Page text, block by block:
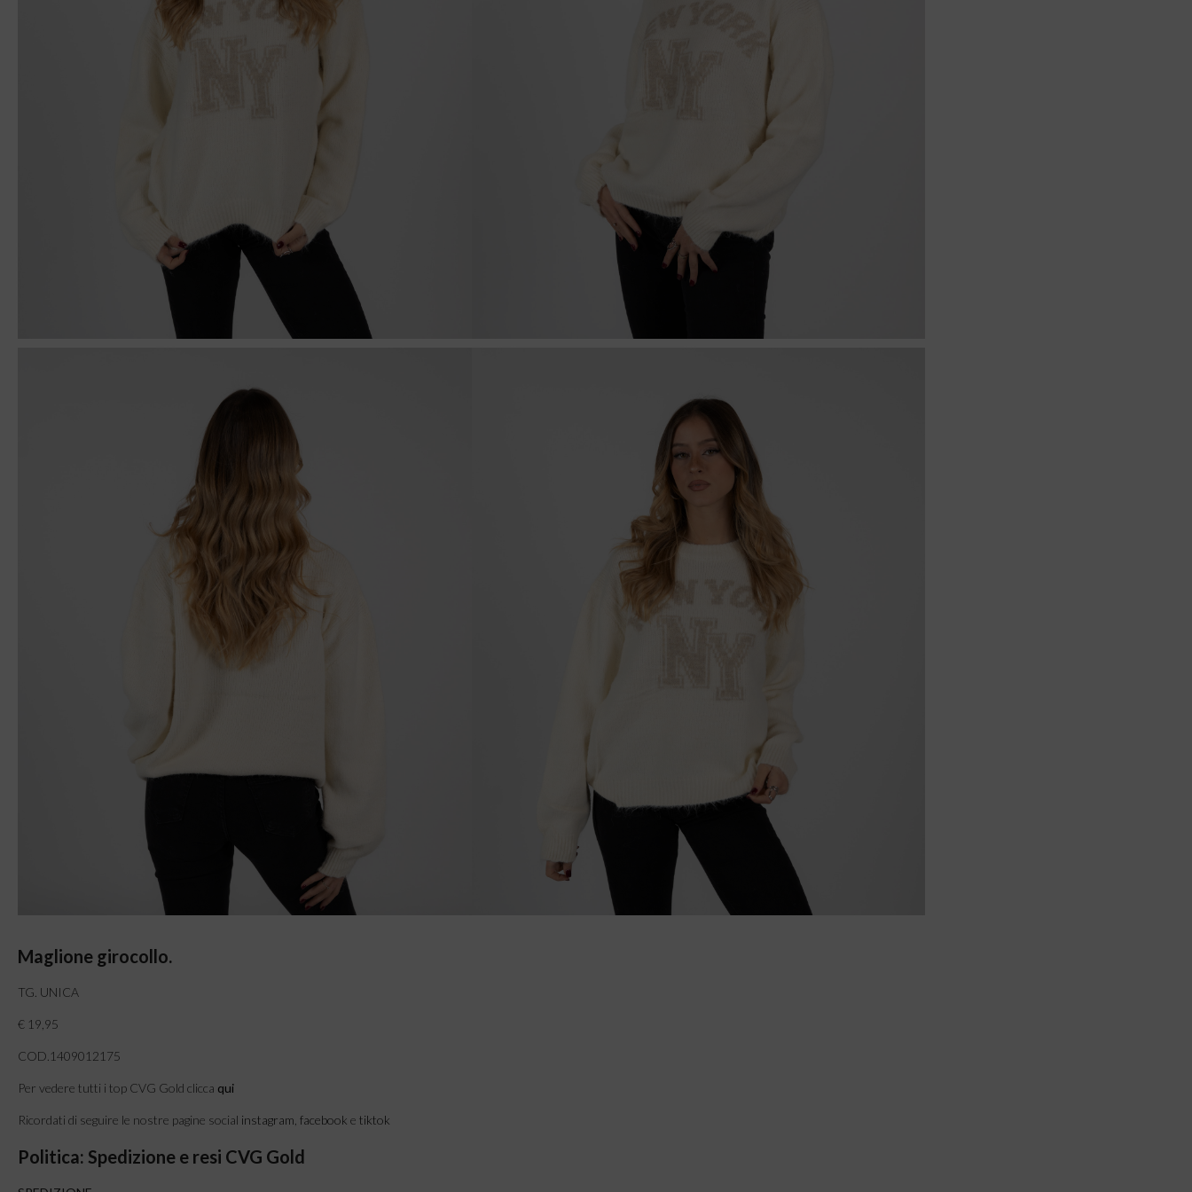
Maglione girocollo.
TG. UNICA
€ 19,95
COD.1409012175
Per vedere tutti i top CVG Gold clicca qui
Ricordati di seguire le nostre pagine social instagram facebook e tiktok
Politica: Spedizione e resi CVG Gold